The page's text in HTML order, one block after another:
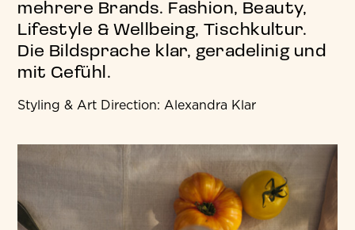
mehrere Brands. Fashion, Beauty,
Lifestyle & Wellbeing, Tischkultur.
Die Bildsprache klar, geradelinig und
mit Gefühl.
Styling & Art Direction: Alexandra Klar